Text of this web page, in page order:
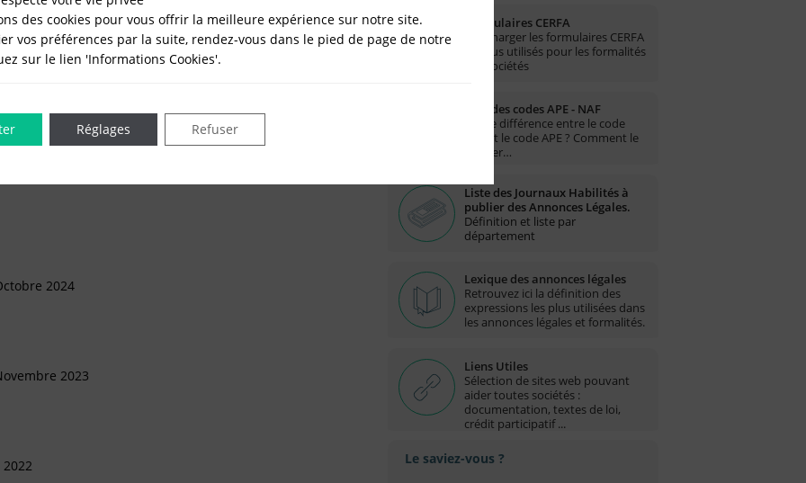
2016
2024
2023
Formulaires CERFA
Télécharger les formulaires CERFA
les plus utilisés pour les formalités
des sociétés
Liste des codes APE - NAF
Quelle différence entre le code
NAF et le code APE ? Comment le
trouver…
Liste des Journaux Habilités à
publier des Annonces Légales.
Définition et liste par
département
Lexique des annonces légales
Retrouvez ici la définition des
expressions les plus utilisées dans
les annonces légales et formalités.
Liens Utiles
Sélection de sites web pouvant
aider toutes sociétés :
documentation, textes de loi,
crédit participatif ...
Le saviez-vous ?
des cookies pour vous offrir la meilleure expérience sur notre site.
vos préférences par la suite, rendez-vous dans le pied de page de notre
sur le lien 'Informations Cookies'.
Refuser
Réglages